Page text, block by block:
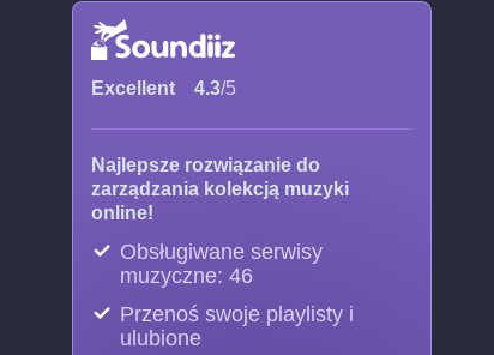
Excellent 4.3/5
Najlepsze rozwiązanie do
zarządzania kolekcją muzyki
online!
Obsługiwane serwisy
muzyczne: 46
Przenoś swoje playlisty i
ulubione